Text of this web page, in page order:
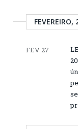
FEVEREIRO,
FEV 27